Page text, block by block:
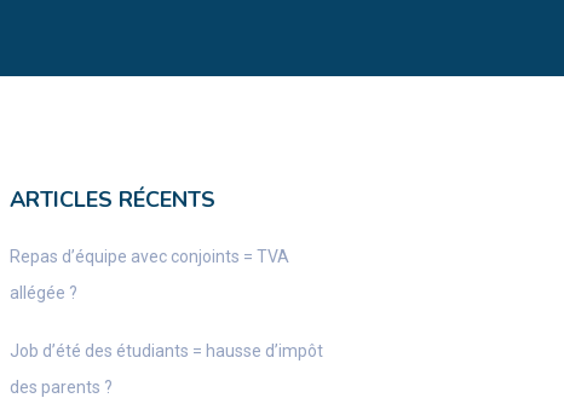
ARTICLES RÉCENTS
Repas d’équipe avec conjoints = TVA
allégée ?
Job d’été des étudiants = hausse d’impôt
des parents ?